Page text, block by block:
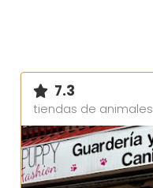
7.3
tiendas de animales